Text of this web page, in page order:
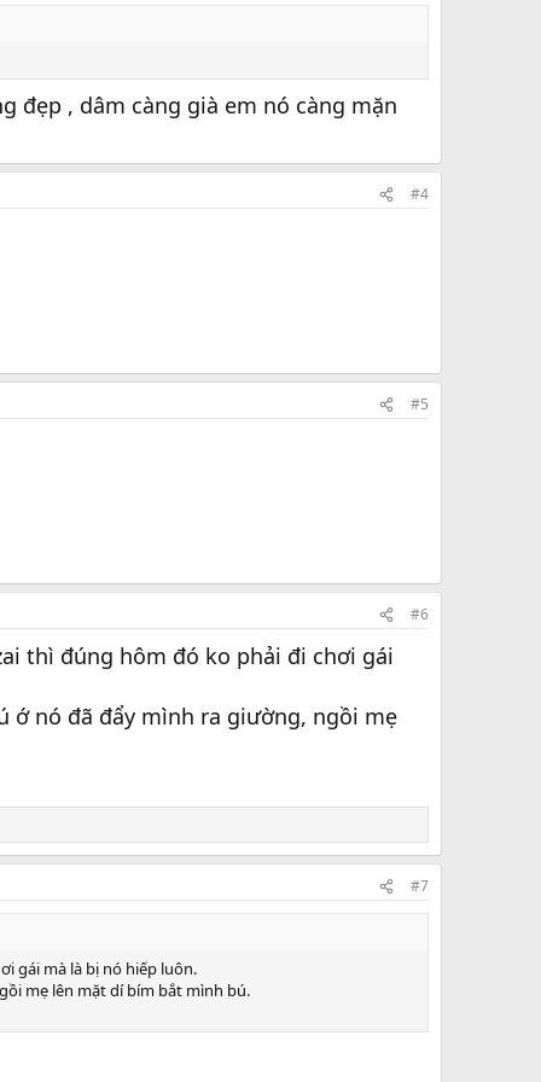
đẹp , dâm càng già em nó càng mặn
#4
#5
#6
thì đúng hôm đó ko phải đi chơi gái
ớ nó đã đẩy mình ra giường, ngồi mẹ
#7
gái mà là bị nó hiếp luôn.
mẹ lên mặt dí bím bắt mình bú.